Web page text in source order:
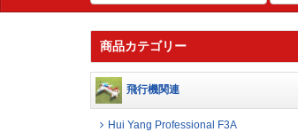
商品カテゴリー
飛行機関連
Hui Yang Professional F3A